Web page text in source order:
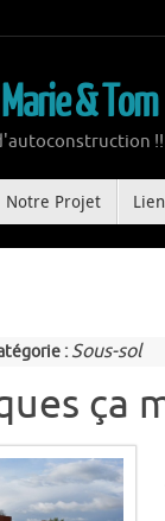
& Tom
!!
Notre Projet
: Sous-sol
ça